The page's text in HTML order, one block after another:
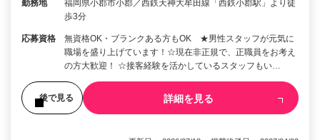
勤務地
福岡県小郡市小郡／西鉄天神大牟田線「西鉄小郡駅」より徒
歩3分
応募資格
無資格OK・ブランクある方もOK ★男性スタッフが元気に
職場を盛り上げています！☆現在非正規で、正職員をお考え
の方大歓迎！ ☆接客経験を活かしているスタッフもい…
後で見る 詳細を見る